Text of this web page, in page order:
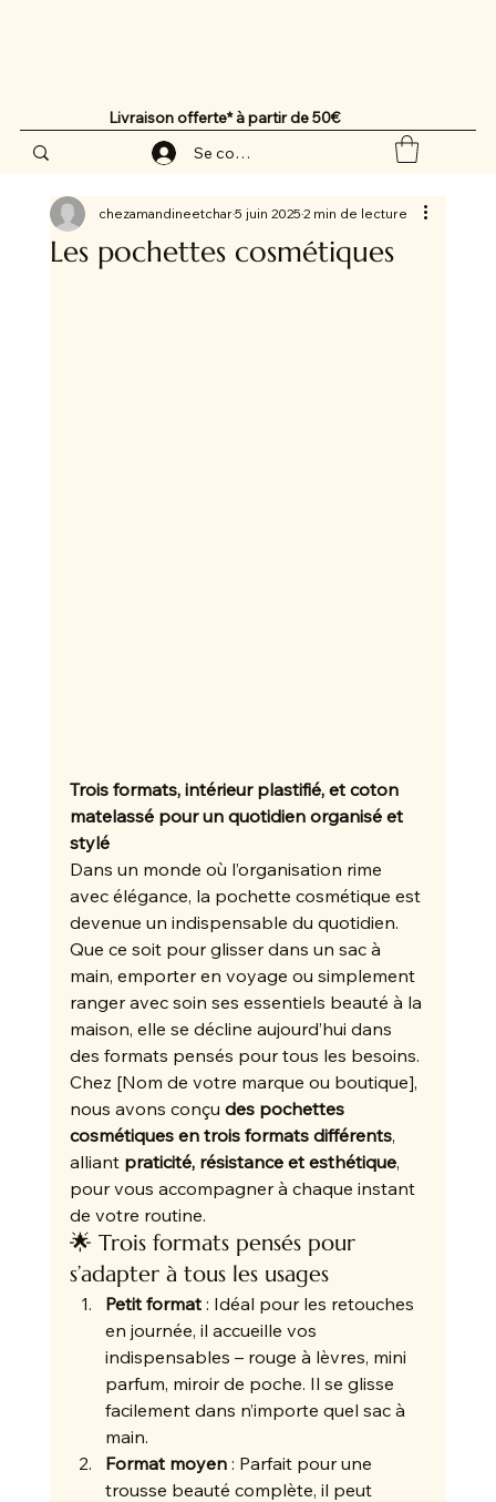
Livraison offerte* à partir de 50€
Se connecter
Les pochettes cosmétiques
chezamandineetchar5 juin 20252 min de lecture
Trois formats, intérieur plastifié, et coton
matelassé pour un quotidien organisé et
stylé
Dans un monde où l’organisation rime
avec élégance, la pochette cosmétique est
devenue un indispensable du quotidien.
Que ce soit pour glisser dans un sac à
main, emporter en voyage ou simplement
ranger avec soin ses essentiels beauté à la
maison, elle se décline aujourd’hui dans
des formats pensés pour tous les besoins.
Chez [Nom de votre marque ou boutique],
nous avons conçu des pochettes
cosmétiques en trois formats différents,
alliant praticité, résistance et esthétique,
pour vous accompagner à chaque instant
de votre routine.
🌟 Trois formats pensés pour
s’adapter à tous les usages
Petit format : Idéal pour les retouches
en journée, il accueille vos
indispensables – rouge à lèvres, mini
parfum, miroir de poche. Il se glisse
facilement dans n’importe quel sac à
main.
Format moyen : Parfait pour une
trousse beauté complète, il peut